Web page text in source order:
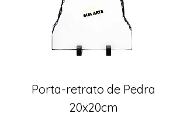
Porta-retrato de Pedra
20x20cm